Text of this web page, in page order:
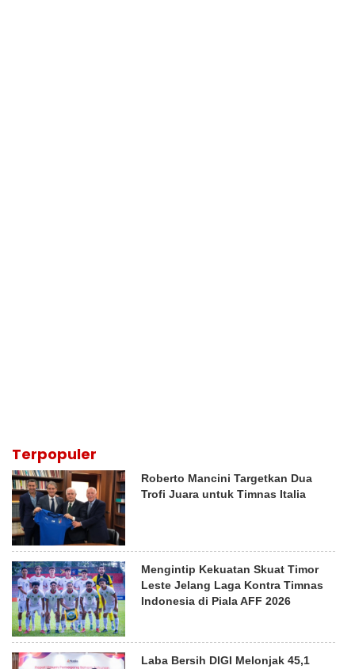
Terpopuler
Roberto Mancini Targetkan Dua
Trofi Juara untuk Timnas Italia
Mengintip Kekuatan Skuat Timor
Leste Jelang Laga Kontra Timnas
Indonesia di Piala AFF 2026
Laba Bersih DIGI Melonjak 45,1